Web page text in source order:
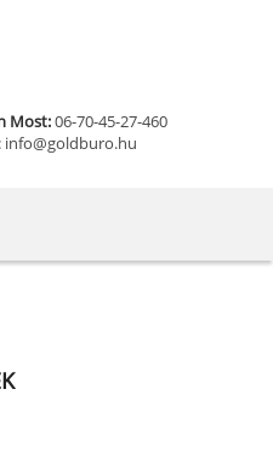
Most:06-70-45-27-460
info@goldburo.hu